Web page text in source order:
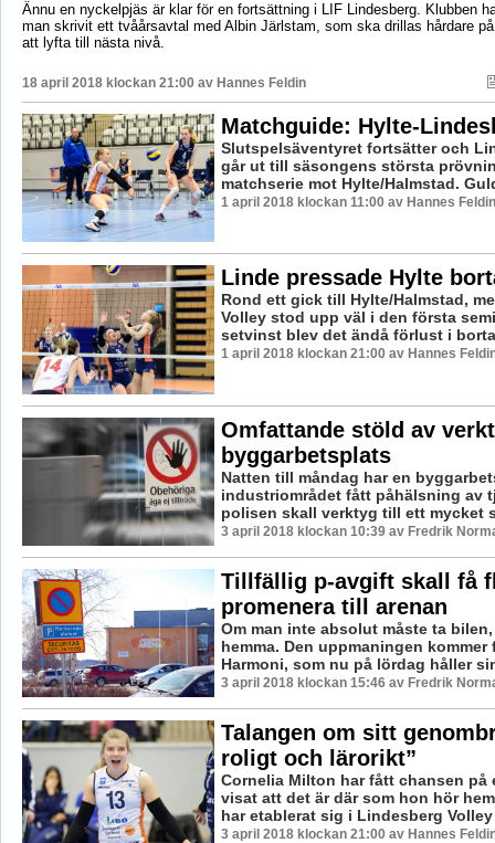
Ännu en nyckelpjäs är klar för en fortsättning i LIF Lindesberg. Klubben
man skrivit ett tvåårsavtal med Albin Järlstam, som ska drillas hårdare
att lyfta till nästa nivå.
18 april 2018 klockan 21:00 av Hannes Feldin
Matchguide: Hylte-
Slutspelsäventyret fortsätter och
går ut till säsongens största
matchserie mot Hylte/Halmstad.
1 april 2018 klockan 11:00 av Hannes
Linde pressade Hylte
Rond ett gick till Hylte/Halmstad,
Volley stod upp väl i den första
setvinst blev det ändå förlust i
1 april 2018 klockan 21:00 av Hannes
Omfattande stöld av
byggarbetsplats
Natten till måndag har en
industriområdet fått påhälsning av
polisen skall verktyg till ett mycket
3 april 2018 klockan 10:39 av Fredrik
Tillfällig p-avgift skall få
promenera till arenan
Om man inte absolut måste ta
hemma. Den uppmaningen kommer
Harmoni, som nu på lördag håller
3 april 2018 klockan 15:46 av Fredrik
Talangen om sitt
roligt och lärorikt”
Cornelia Milton har fått chansen på
visat att det är där som hon hör
har etablerat sig i Lindesberg
3 april 2018 klockan 21:00 av Hannes